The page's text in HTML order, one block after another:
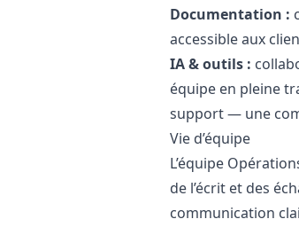
Documentation :
accessible aux
IA & outils :
équipe en pleine
support — une
Vie d’équipe
L’équipe
de l’écrit et des
communication